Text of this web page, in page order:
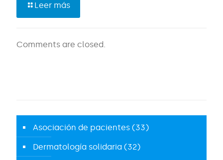
Leer más
Comments are closed.
Asociación de pacientes (33)
Dermatología solidaria (32)